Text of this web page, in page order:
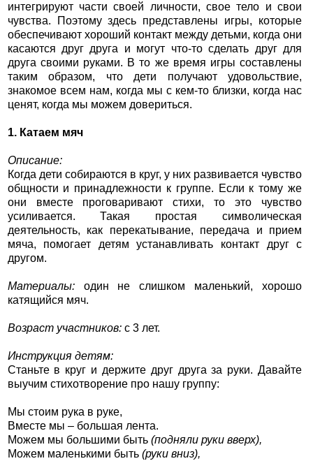
интегрируют части своей личности, свое тело и свои
чувства. Поэтому здесь представлены игры, которые
обеспечивают хороший контакт между детьми, когда они
касаются друг друга и могут что-то сделать друг для
друга своими руками. В то же время игры составлены
таким образом, что дети получают удовольствие,
знакомое всем нам, когда мы с кем-то близки, когда нас
ценят, когда мы можем довериться.
1. Катаем мяч
Описание:
Когда дети собираются в круг, у них развивается чувство
общности и принадлежности к группе. Если к тому же
они вместе проговаривают стихи, то это чувство
усиливается. Такая простая символическая
деятельность, как перекатывание, передача и прием
мяча, помогает детям устанавливать контакт друг с
другом.
Материалы:один не слишком маленький, хорошо
катящийся мяч.
Возраст участников:с 3 лет.
Инструкция детям:
Станьте в круг и держите друг друга за руки. Давайте
выучим стихотворение про нашу группу:
Мы стоим рука в руке,
Вместе мы – большая лента.
Можем мы большими быть (подняли руки вверх),
Можем маленькими быть (руки вниз),